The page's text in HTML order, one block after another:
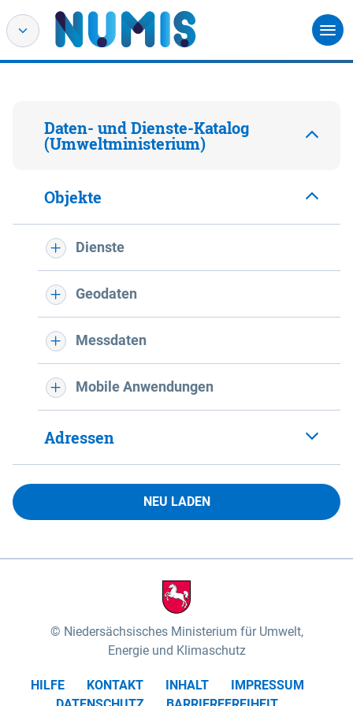
Daten- und Dienste-Katalog
(Umweltministerium)
Objekte
Dienste
Geodaten
Messdaten
Mobile Anwendungen
Adressen
NEU LADEN
Niedersächsisches Ministerium für Umwelt,
Energie und Klimaschutz
HILFE KONTAKT INHALT
IMPRESSUM